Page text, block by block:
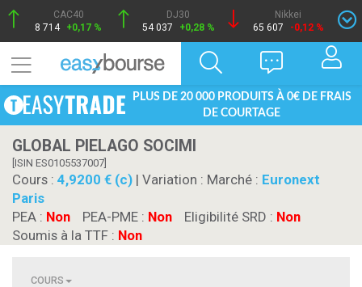
CAC40
8 714 +0,17 %
DJ30
54 037
+0,28 %
Nikkei
65 607
-0,12 %
PLUS DE 20 000 PRODUITS À 0€ DE FRAIS
DE COURTAGE
GLOBAL PIELAGO SOCIMI
[ISIN ES0105537007]
Cours : 4,9200 € (c) | Variation : Marché : Euronext
Paris
PEA : Non PEA-PME : Non Eligibilité SRD : Non
Soumis à la TTF : Non
COURS